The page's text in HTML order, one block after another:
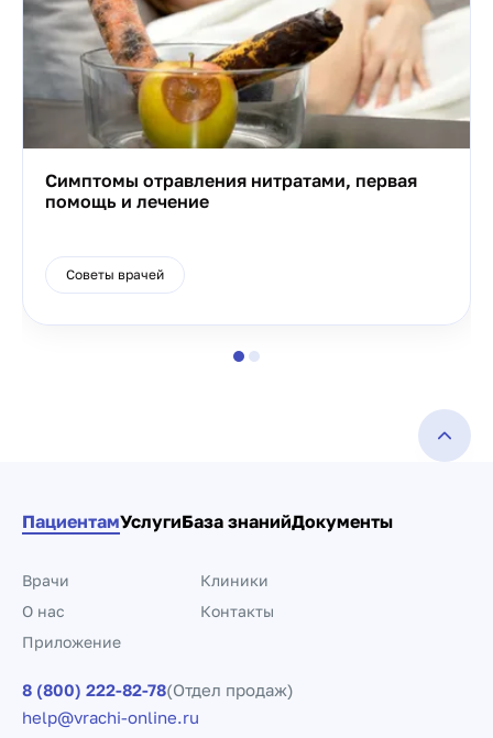
Симптомы отравления нитратами, первая
помощь и лечение
Советы врачей
ПациентамУслугиБаза знанийДокументы
Врачи
Клиники
О нас
Контакты
Приложение
8 (800) 222-82-78(Отдел продаж)
help@vrachi-online.ru